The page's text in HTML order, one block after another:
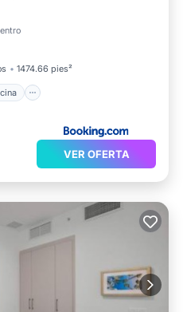
1474.66 pies²
VER OFERTA